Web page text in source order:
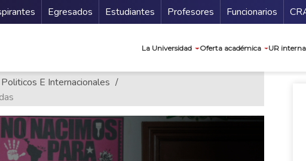
Secundario
Egresados Estudiantes Profesores Funcionarios
La Universidad Oferta académica UR
E Internacionales